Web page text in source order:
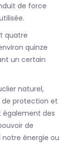
de force
quatre
quinze
un certain
naturel,
de protection et
des
de
énergie ou